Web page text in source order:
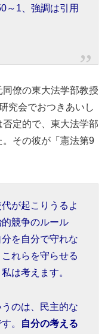
～1、強調は引用
僚の東大法学部教授
究会でおつきあいし
定的で、東大法学部
その彼が「憲法第9
が起こりうるよ
競争のルール
を自分で守れな
れらを守らせる
は考えます。
のは、民主的な
。
自分の考える